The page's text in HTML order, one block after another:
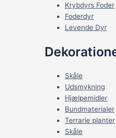
Krybdyrs Foder
Foderdyr
Levende Dyr
Skåle
Udsmykning
Hjælpemidler
Bundmaterialer
Terrarie planter
Skåle